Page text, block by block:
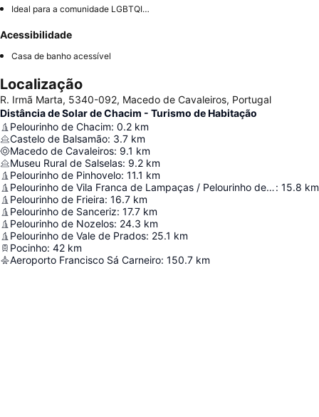
Ideal para a comunidade LGBTQIA+
Acessibilidade
Casa de banho acessível
Localização
R. Irmã Marta, 5340-092, Macedo de Cavaleiros, Portugal
Distância de Solar de Chacim - Turismo de Habitação
Pelourinho de Chacim: 0.2 km
Castelo de Balsamão: 3.7 km
Macedo de Cavaleiros: 9.1 km
Museu Rural de Salselas: 9.2 km
Pelourinho de Pinhovelo: 11.1 km
Pelourinho de Vila Franca de Lampaças / Pelourinho de Vila Franca: 15.8 km
Pelourinho de Frieira: 16.7 km
Pelourinho de Sanceriz: 17.7 km
Pelourinho de Nozelos: 24.3 km
Pelourinho de Vale de Prados: 25.1 km
Pocinho: 42 km
Aeroporto Francisco Sá Carneiro: 150.7 km